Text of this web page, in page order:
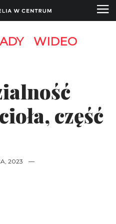
WIDEO
część
2023
—